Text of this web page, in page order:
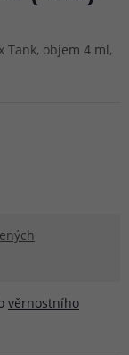
Tank, objem 4 ml,
věrnostního